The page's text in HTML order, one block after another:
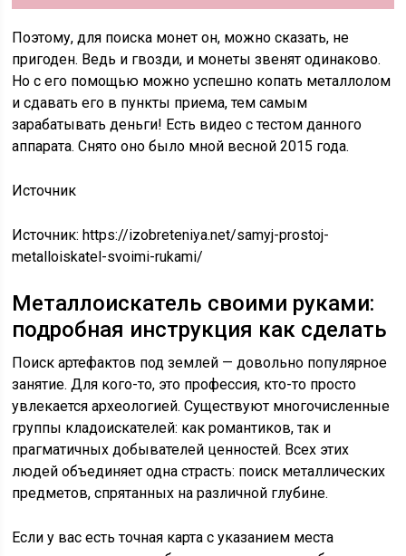
Поэтому, для поиска монет он, можно сказать, не
пригоден. Ведь и гвозди, и монеты звенят одинаково.
Но с его помощью можно успешно копать металлолом
и сдавать его в пункты приема, тем самым
зарабатывать деньги! Есть видео с тестом данного
аппарата. Снято оно было мной весной 2015 года.
Источник
Источник:https://izobreteniya.net/samyj-prostoj-
metalloiskatel-svoimi-rukami/
Металлоискатель своими руками:
подробная инструкция как сделать
Поиск артефактов под землей — довольно популярное
занятие. Для кого-то, это профессия, кто-то просто
увлекается археологией. Существуют многочисленные
группы кладоискателей: как романтиков, так и
прагматичных добывателей ценностей. Всех этих
людей объединяет одна страсть: поиск металлических
предметов, спрятанных на различной глубине.
Если у вас есть точная карта с указанием места